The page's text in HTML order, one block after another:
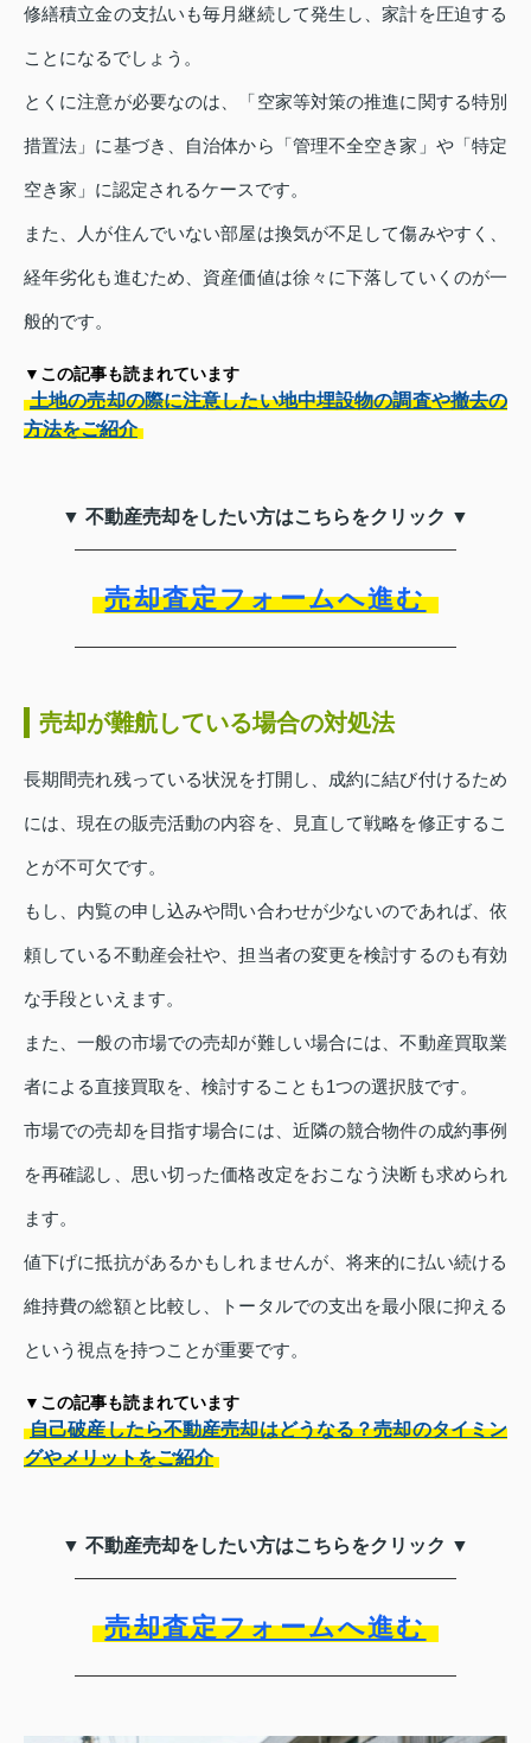
修繕積立金の支払いも毎月継続して発生し、家計を圧迫する
ことになるでしょう。
とくに注意が必要なのは、「空家等対策の推進に関する特別
措置法」に基づき、自治体から「管理不全空き家」や「特定
空き家」に認定されるケースです。
また、人が住んでいない部屋は換気が不足して傷みやすく、
経年劣化も進むため、資産価値は徐々に下落していくのが一
般的です。
▼この記事も読まれています
土地の売却の際に注意したい地中埋設物の調査や撤去の
方法をご紹介
▼ 不動産売却をしたい方はこちらをクリック ▼
売却査定フォームへ進む
売却が難航している場合の対処法
長期間売れ残っている状況を打開し、成約に結び付けるため
には、現在の販売活動の内容を、見直して戦略を修正するこ
とが不可欠です。
もし、内覧の申し込みや問い合わせが少ないのであれば、依
頼している不動産会社や、担当者の変更を検討するのも有効
な手段といえます。
また、一般の市場での売却が難しい場合には、不動産買取業
者による直接買取を、検討することも1つの選択肢です。
市場での売却を目指す場合には、近隣の競合物件の成約事例
を再確認し、思い切った価格改定をおこなう決断も求められ
ます。
値下げに抵抗があるかもしれませんが、将来的に払い続ける
維持費の総額と比較し、トータルでの支出を最小限に抑える
という視点を持つことが重要です。
▼この記事も読まれています
自己破産したら不動産売却はどうなる？売却のタイミン
グやメリットをご紹介
▼ 不動産売却をしたい方はこちらをクリック ▼
売却査定フォームへ進む